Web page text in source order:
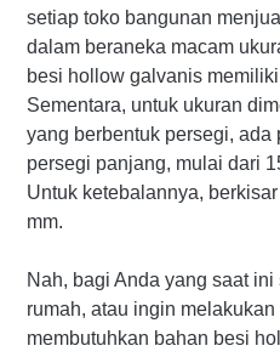
setiap toko bangunan
dalam beraneka macam
besi hollow galvanis
Sementara, untuk ukuran
yang berbentuk persegi, ada
persegi panjang, mulai dari
Untuk ketebalannya,
mm.
Nah, bagi Anda yang saat
rumah, atau ingin
membutuhkan bahan besi